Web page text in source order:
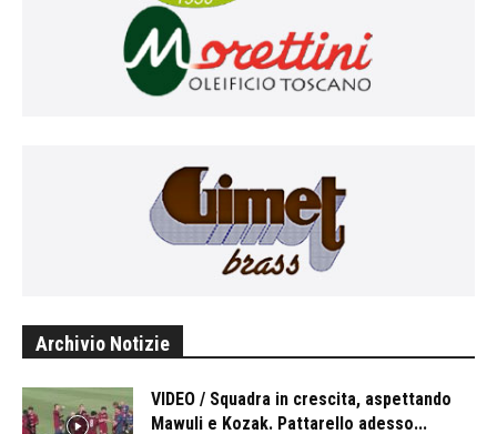
Archivio Notizie
VIDEO / Squadra in crescita, aspettando
Mawuli e Kozak. Pattarello adesso...